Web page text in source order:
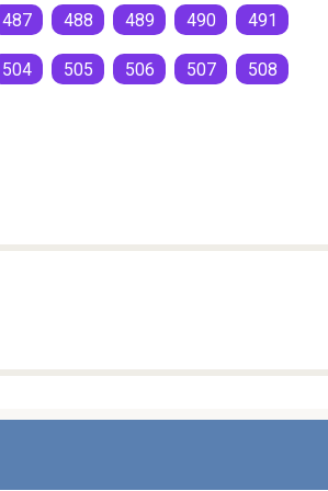
487 488 489 490 491
504 505 506 507 508